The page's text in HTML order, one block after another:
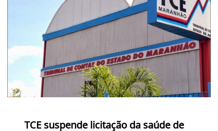
TCE suspende licitação da saúde de